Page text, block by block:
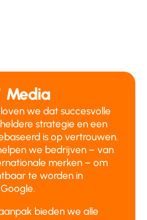
Media
we dat succesvolle
strategie en een
is op vertrouwen.
we bedrijven – van
merken – om
te worden in
bieden we alle